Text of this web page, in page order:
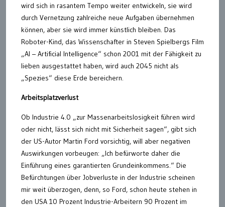
wird sich in rasantem Tempo weiter entwickeln, sie wird
durch Vernetzung zahlreiche neue Aufgaben übernehmen
können, aber sie wird immer künstlich bleiben. Das
Roboter-Kind, das Wissenschafter in Steven Spielbergs Film
„AI – Artificial Intelligence“ schon 2001 mit der Fähigkeit zu
lieben ausgestattet haben, wird auch 2045 nicht als
„Spezies“ diese Erde bereichern.
Arbeitsplatzverlust
Ob Industrie 4.0 „zur Massenarbeitslosigkeit führen wird
oder nicht, lässt sich nicht mit Sicherheit sagen“, gibt sich
der US-Autor Martin Ford vorsichtig, will aber negativen
Auswirkungen vorbeugen: „Ich befürworte daher die
Einführung eines garantierten Grundeinkommens.“ Die
Befürchtungen über Jobverluste in der Industrie scheinen
mir weit überzogen, denn, so Ford, schon heute stehen in
den USA 10 Prozent Industrie-Arbeitern 90 Prozent im